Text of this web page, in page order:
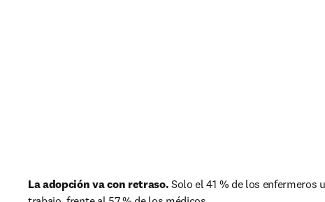
La adopción va con retraso. Solo el 41 % de los enfermeros